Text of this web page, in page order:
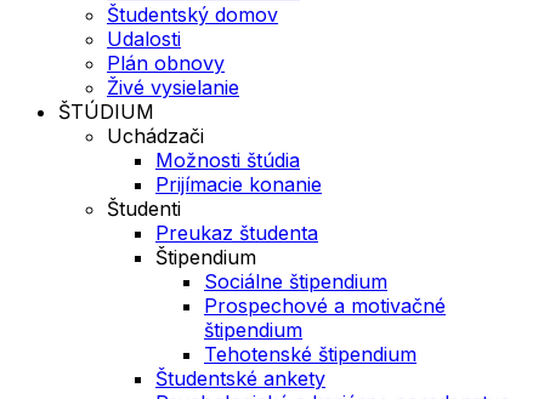
Študentský domov
Udalosti
Plán obnovy
Živé vysielanie
ŠTÚDIUM
Uchádzači
Možnosti štúdia
Prijímacie konanie
Študenti
Preukaz študenta
Štipendium
Sociálne štipendium
Prospechové a motivačné
štipendium
Tehotenské štipendium
Študentské ankety